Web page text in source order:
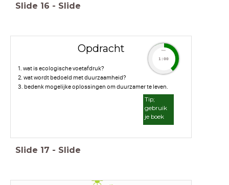
Slide 16 - Slide
Opdracht
1. wat is ecologische voetafdruk?
2. wat wordt bedoeld met duurzaamheid?
3. bedenk mogelijke oplossingen om duurzamer te leven.
timer
1:00
Tip;
gebruik
je boek
Slide 17 - Slide